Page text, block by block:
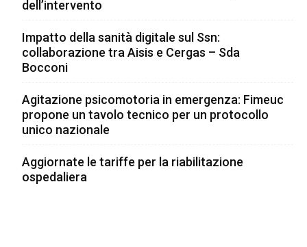
dell’intervento
Impatto della sanità digitale sul Ssn:
collaborazione tra Aisis e Cergas – Sda
Bocconi
Agitazione psicomotoria in emergenza: Fimeuc
propone un tavolo tecnico per un protocollo
unico nazionale
Aggiornate le tariffe per la riabilitazione
ospedaliera